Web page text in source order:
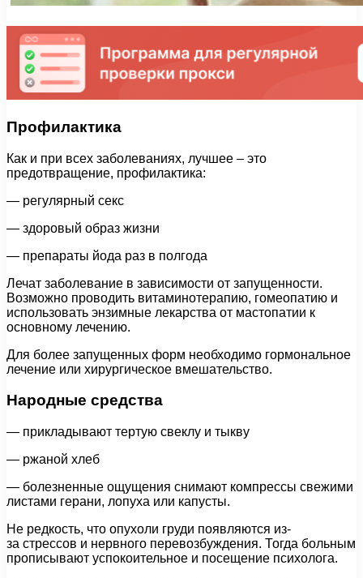
Профилактика
Как и при всех заболеваниях, лучшее – это
предотвращение, профилактика:
— регулярный секс
— здоровый образ жизни
— препараты йода раз в полгода
Лечат заболевание в зависимости от запущенности.
Возможно проводить витаминотерапию, гомеопатию и
использовать энзимные лекарства от мастопатии к
основному лечению.
Для более запущенных форм необходимо гормональное
лечение или хирургическое вмешательство.
Народные средства
— прикладывают тертую свеклу и тыкву
— ржаной хлеб
— болезненные ощущения снимают компрессы свежими
листами герани, лопуха или капусты.
Не редкость, что опухоли груди появляются из-
за стрессов и нервного перевозбуждения. Тогда больным
прописывают успокоительное и посещение психолога.